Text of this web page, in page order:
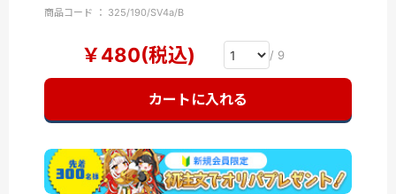
商品コード ： 325/190/SV4a/B
￥480(税込) / 9
カートに入れる